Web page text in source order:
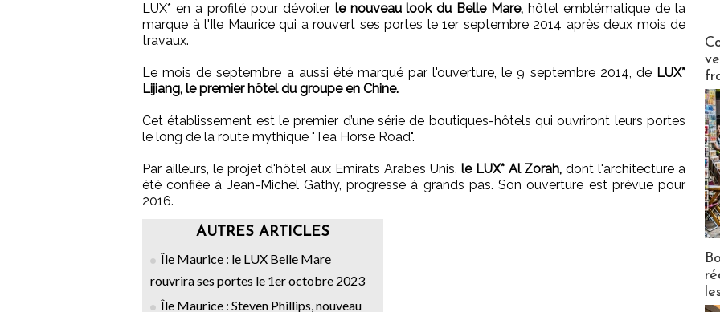
LUX* en a profité pour dévoiler le nouveau look du Belle Mare, hôtel emblématique de la
marque à l'Ile Maurice qui a rouvert ses portes le 1er septembre 2014 après deux mois de
travaux.
Le mois de septembre a aussi été marqué par l'ouverture, le 9 septembre 2014, de LUX*
Lijiang, le premier hôtel du groupe en Chine.
Cet établissement est le premier d’une série de boutiques-hôtels qui ouvriront leurs portes
le long de la route mythique "Tea Horse Road".
Par ailleurs, le projet d'hôtel aux Emirats Arabes Unis, le LUX* Al Zorah, dont l'architecture a
été confiée à Jean-Michel Gathy, progresse à grands pas. Son ouverture est prévue pour
2016.
AUTRES ARTICLES
Île Maurice : le LUX Belle Mare
rouvrira ses portes le 1er octobre 2023
Île Maurice : Steven Phillips, nouveau